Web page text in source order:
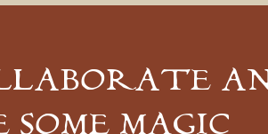
SOME MAGIC